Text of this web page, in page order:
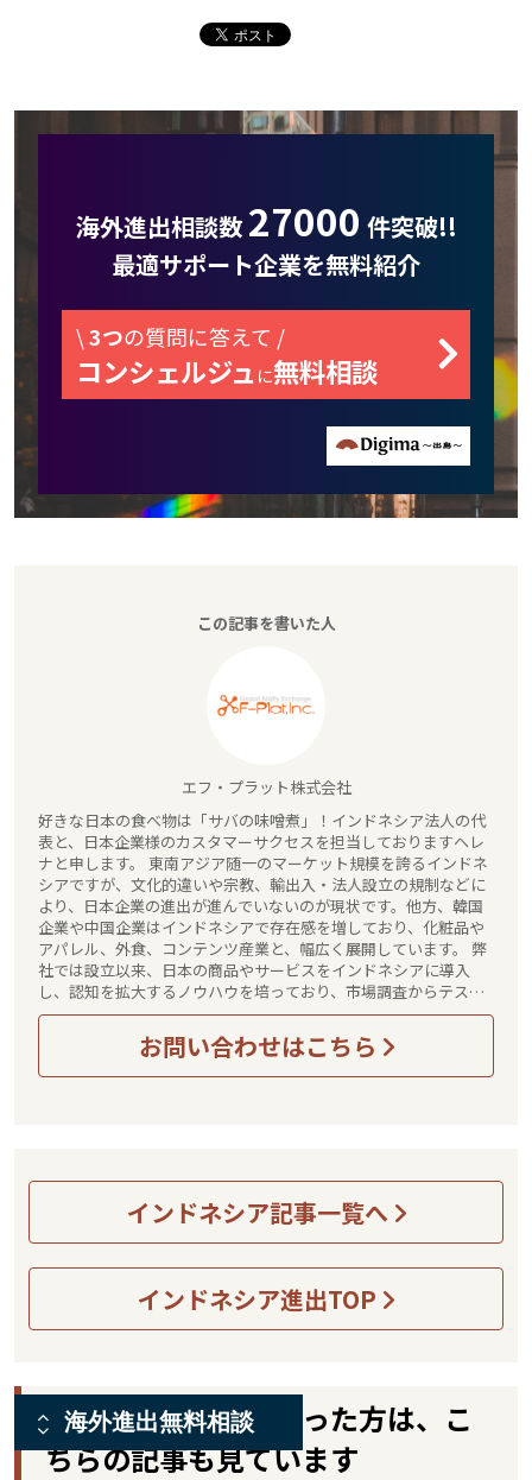
海外進出相談数 27000 件突破!!
最適サポート企業を無料紹介
\3つの質問に答えて /
コンシェルジュ に無料相談
この記事を書いた人
エフ・プラット株式会社
好きな日本の食べ物は「サバの味噌煮」！インドネシア法人の代
表と、日本企業様のカスタマーサクセスを担当しておりますヘレ
ナと申します。 東南アジア随一のマーケット規模を誇るインドネ
シアですが、文化的違いや宗教、輸出入・法人設立の規制などに
より、日本企業の進出が進んでいないのが現状です。他方、韓国
企業や中国企業はインドネシアで存在感を増しており、化粧品や
アパレル、外食、コンテンツ産業と、幅広く展開しています。 弊
社では設立以来、日本の商品やサービスをインドネシアに導入
し、認知を拡大するノウハウを培っており、市場調査からテスト
マーケティング、本格展開までワンストップでお任せいただけま
す。インドネシアでは日本の商品やサービスの信頼感が非常に高
いため、適切な導入が図れれば大きな販路拡大につながるものと
確信しています。 インドネシアに関することなら、なんでもお気
お問い合わせはこちら
インドネシア記事一覧へ
インドネシア進出TOP
この記事をご覧になった方は、こ
ちらの記事も見ています
海外進出無料相談